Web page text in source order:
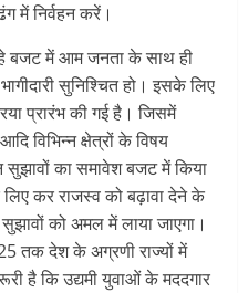
में निर्वहन करें।
बजट में आम जनता के साथ ही
सुनिश्चित हो। इसके लिए
प्रारंभ की गई है। जिसमें
विभिन्न क्षेत्रों के विषय
सुझावों का समावेश बजट में किया
कर राजस्व को बढ़ावा देने के
को अमल में लाया जाएगा।
तक देश के अग्रणी राज्यों में
है कि उद्यमी युवाओं के मददगार